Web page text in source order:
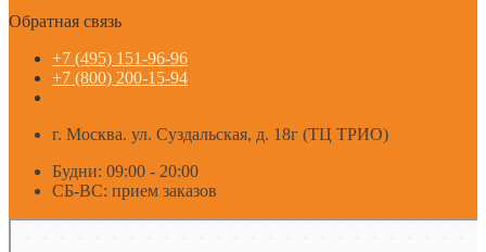
Обратная связь
+7 (495) 151-96-96
+7 (800) 200-15-94
г. Москва. ул. Суздальская, д. 18г (ТЦ ТРИО)
Будни: 09:00 - 20:00
СБ-ВС: прием заказов